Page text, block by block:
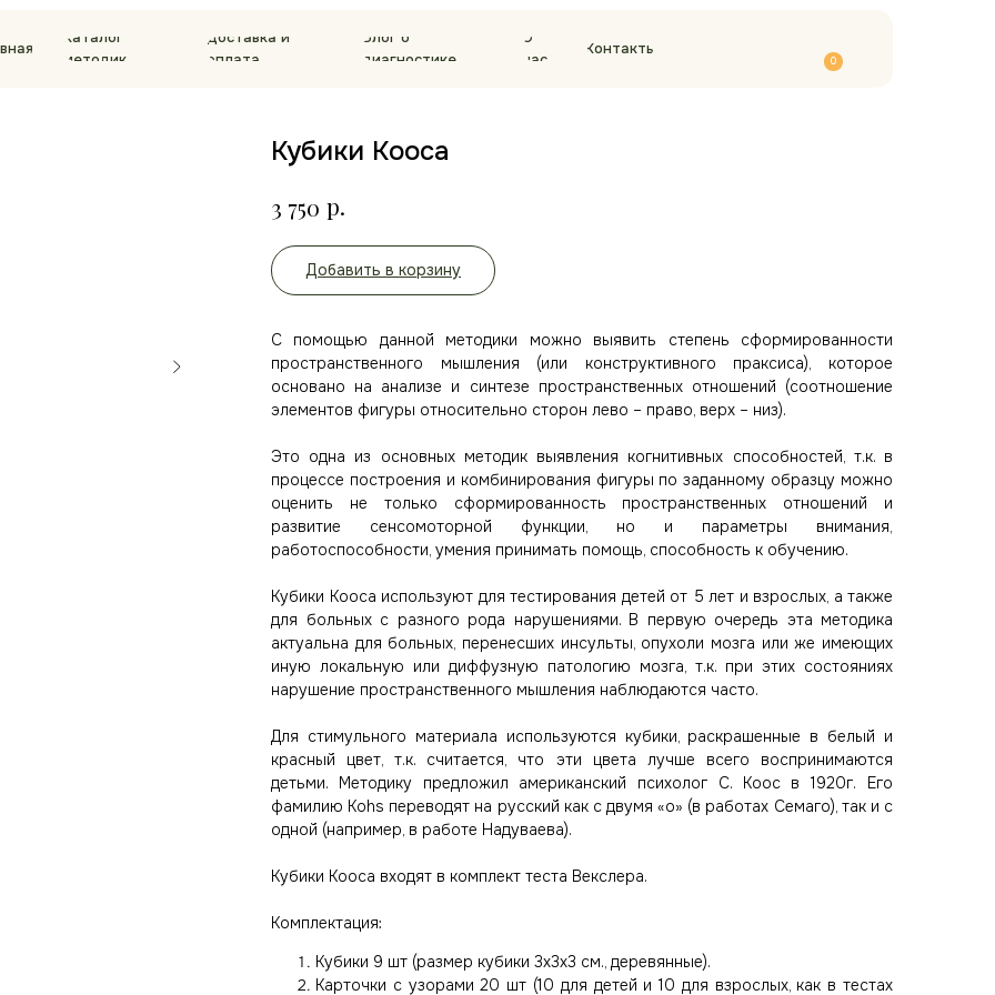
Каталог
методик
Доставка и
оплата
Блог о
диагностике
О
нас
Контакты
0
Кубики Кооса
3 750 р.
Добавить в корзину
С помощью данной методики можно выявить степень сформированности
пространственного мышления (или конструктивного праксиса), которое
основано на анализе и синтезе пространственных отношений (соотношение
элементов фигуры относительно сторон лево – право, верх – низ).
Это одна из основных методик выявления когнитивных способностей, т.к. в
процессе построения и комбинирования фигуры по заданному образцу можно
оценить не только сформированность пространственных отношений и
развитие сенсомоторной функции, но и параметры внимания,
работоспособности, умения принимать помощь, способность к обучению.
Кубики Кооса используют для тестирования детей от 5 лет и взрослых, а также
для больных с разного рода нарушениями. В первую очередь эта методика
актуальна для больных, перенесших инсульты, опухоли мозга или же имеющих
иную локальную или диффузную патологию мозга, т.к. при этих состояниях
нарушение пространственного мышления наблюдаются часто.
Для стимульного материала используются кубики, раскрашенные в белый и
красный цвет, т.к. считается, что эти цвета лучше всего воспринимаются
детьми. Методику предложил американский психолог С. Коос в 1920г. Его
фамилию Kohs переводят на русский как с двумя «о» (в работах Семаго), так и с
одной (например, в работе Надуваева).
Кубики Кооса входят в комплект теста Векслера.
Комплектация:
Кубики 9 шт (размер кубики 3х3х3 см., деревянные).
Карточки с узорами 20 шт (10 для детей и 10 для взрослых, как в тестах